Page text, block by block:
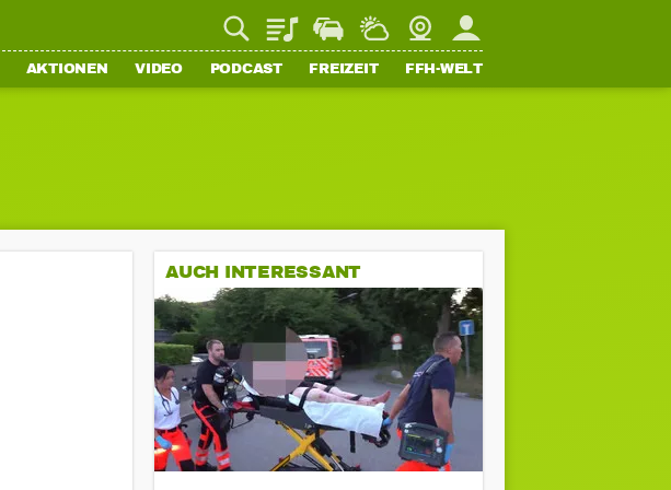
PlaylistStaupilotWetterWebcamMein FFH
AKTIONEN VIDEO PODCAST FREIZEIT FFH-WELT
AUCH INTERESSANT